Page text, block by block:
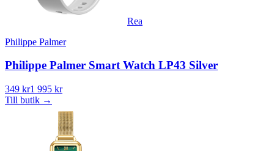
Rea
Philippe Palmer
Philippe Palmer Smart Watch LP43 Silver
349 kr1 995 kr
Till butik →